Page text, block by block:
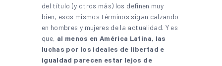
del título (y otros más) los definen muy
bien, esos mismos términos sigan calzando
en hombres y mujeres de la actualidad. Y es
que, al menos en América Latina, las
luchas por los ideales de libertad e
igualdad parecen estar lejos de